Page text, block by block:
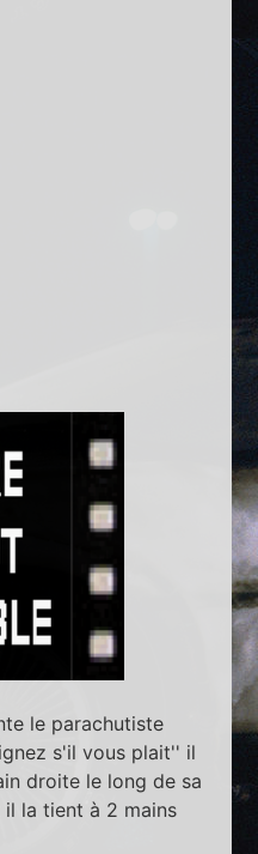
le parachutiste
s'il vous plait'' il
droite le long de sa
il la tient à 2 mains